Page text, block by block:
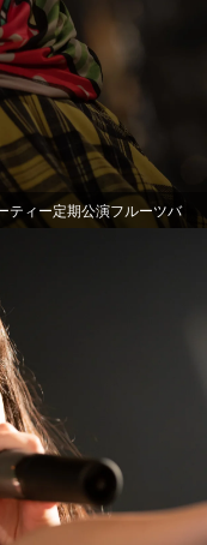
ティー定期公演フルーツバ